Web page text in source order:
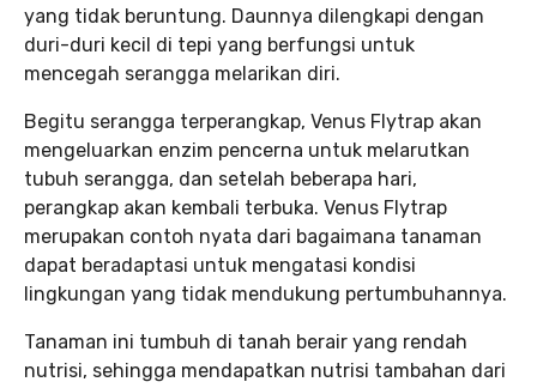
yang tidak beruntung. Daunnya dilengkapi dengan
duri-duri kecil di tepi yang berfungsi untuk
mencegah serangga melarikan diri.
Begitu serangga terperangkap, Venus Flytrap akan
mengeluarkan enzim pencerna untuk melarutkan
tubuh serangga, dan setelah beberapa hari,
perangkap akan kembali terbuka. Venus Flytrap
merupakan contoh nyata dari bagaimana tanaman
dapat beradaptasi untuk mengatasi kondisi
lingkungan yang tidak mendukung pertumbuhannya.
Tanaman ini tumbuh di tanah berair yang rendah
nutrisi, sehingga mendapatkan nutrisi tambahan dari